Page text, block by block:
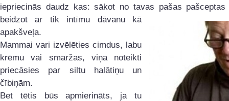
iepriecinās daudz kas: sākot no tavas pašas
beidzot ar tik intīmu dāvanu kā
apakšveļa.
Mammai vari izvēlēties cimdus, labu
krēmu vai smaržas, viņa noteikti
priecāsies par siltu halātiņu un
čībiņām.
Bet tētis būs apmierināts, ja tu